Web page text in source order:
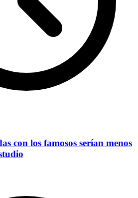
con los famosos serían menos